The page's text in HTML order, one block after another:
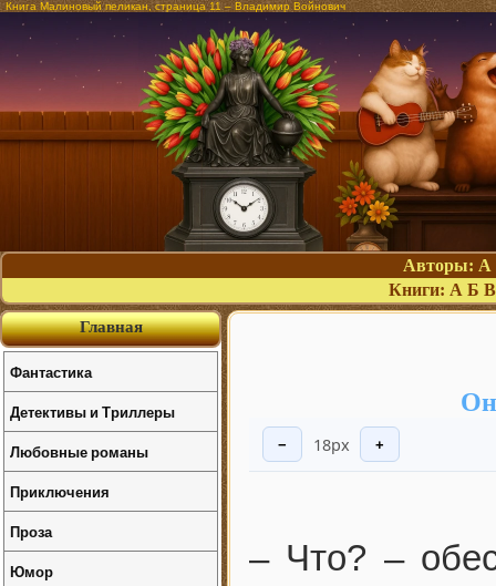
Книга Малиновый пеликан, страница 11 – Владимир Войнович
Авторы: А
Книги: А Б В
− 18px +
– Что? –
Главная
Фантастика
Детективы и Триллеры
Любовные романы
Приключения
Проза
Юмор